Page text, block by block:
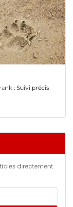
: Suivi précis
directement